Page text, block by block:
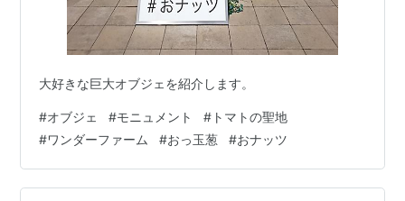
大好きな巨大オブジェを紹介します。
#オブジェ #モニュメント # トマトの聖地
#ワンダーファーム #おっ玉葱 #おナッツ